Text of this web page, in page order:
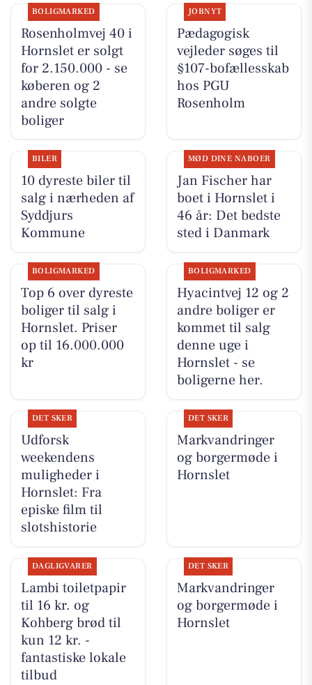
BOLIGMARKED
Rosenholmvej 40 i
Hornslet er solgt
for 2.150.000 - se
køberen og 2
andre solgte
boliger
JOBNYT
Pædagogisk
vejleder søges til
§107-bofællesskab
hos PGU
Rosenholm
BILER
10 dyreste biler til
salg i nærheden af
Syddjurs
Kommune
MØD DINE NABOER
Jan Fischer har
boet i Hornslet i
46 år: Det bedste
sted i Danmark
BOLIGMARKED
Top 6 over dyreste
boliger til salg i
Hornslet. Priser
op til 16.000.000
kr
BOLIGMARKED
Hyacintvej 12 og 2
andre boliger er
kommet til salg
denne uge i
Hornslet - se
boligerne her.
DET SKER
Udforsk
weekendens
muligheder i
Hornslet: Fra
episke film til
slotshistorie
DET SKER
Markvandringer
og borgermøde i
Hornslet
DAGLIGVARER
Lambi toiletpapir
til 16 kr. og
Kohberg brød til
kun 12 kr. -
fantastiske lokale
tilbud
DET SKER
Markvandringer
og borgermøde i
Hornslet